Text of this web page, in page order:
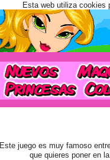
Este juego es muy famoso
que quieres poner en
Esta web utiliza cookies